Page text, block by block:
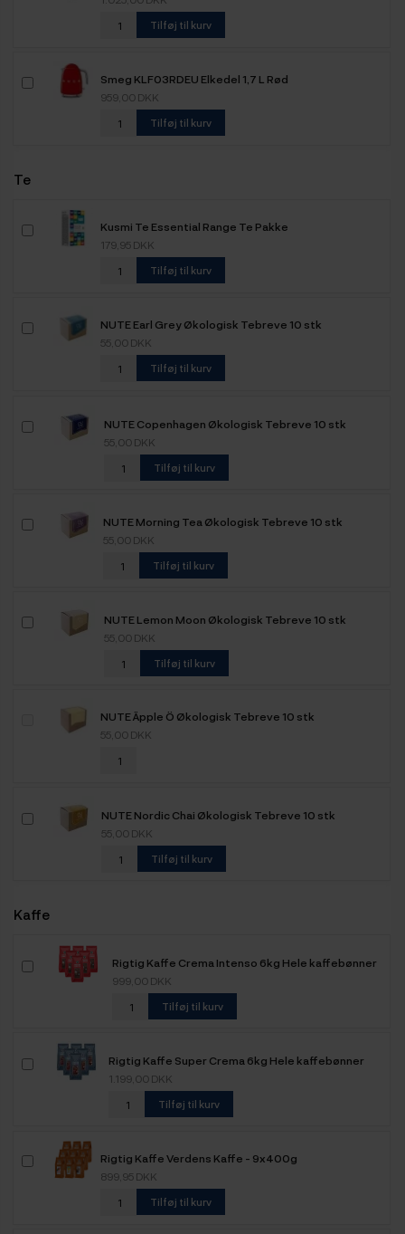
Tilføj til kurv
Smeg KLF03RDEU Elkedel 1,7 L Rød
959,00 DKK
Tilføj til kurv
Te
Kusmi Te Essential Range Te Pakke
179,95 DKK
Tilføj til kurv
NUTE Earl Grey Økologisk Tebreve 10 stk
55,00 DKK
Tilføj til kurv
NUTE Copenhagen Økologisk Tebreve 10 stk
55,00 DKK
Tilføj til kurv
NUTE Morning Tea Økologisk Tebreve 10 stk
55,00 DKK
Tilføj til kurv
NUTE Lemon Moon Økologisk Tebreve 10 stk
55,00 DKK
Tilføj til kurv
NUTE Äpple Ö Økologisk Tebreve 10 stk
55,00 DKK
NUTE Nordic Chai Økologisk Tebreve 10 stk
55,00 DKK
Tilføj til kurv
Kaffe
Rigtig Kaffe Crema Intenso 6kg Hele kaffebønner
999,00 DKK
Tilføj til kurv
Rigtig Kaffe Super Crema 6kg Hele kaffebønner
1.199,00 DKK
Tilføj til kurv
Rigtig Kaffe Verdens Kaffe - 9x400g
899,95 DKK
Tilføj til kurv